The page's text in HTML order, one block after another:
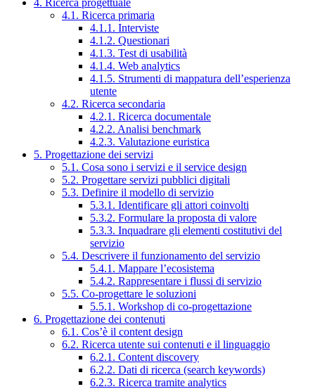
4. Ricerca progettuale
4.1. Ricerca primaria
4.1.1. Interviste
4.1.2. Questionari
4.1.3. Test di usabilità
4.1.4. Web analytics
4.1.5. Strumenti di mappatura dell’esperienza
utente
4.2. Ricerca secondaria
4.2.1. Ricerca documentale
4.2.2. Analisi benchmark
4.2.3. Valutazione euristica
5. Progettazione dei servizi
5.1. Cosa sono i servizi e il service design
5.2. Progettare servizi pubblici digitali
5.3. Definire il modello di servizio
5.3.1. Identificare gli attori coinvolti
5.3.2. Formulare la proposta di valore
5.3.3. Inquadrare gli elementi costitutivi del
servizio
5.4. Descrivere il funzionamento del servizio
5.4.1. Mappare l’ecosistema
5.4.2. Rappresentare i flussi di servizio
5.5. Co-progettare le soluzioni
5.5.1. Workshop di co-progettazione
6. Progettazione dei contenuti
6.1. Cos’è il content design
6.2. Ricerca utente sui contenuti e il linguaggio
6.2.1. Content discovery
6.2.2. Dati di ricerca (search keywords)
6.2.3. Ricerca tramite analytics